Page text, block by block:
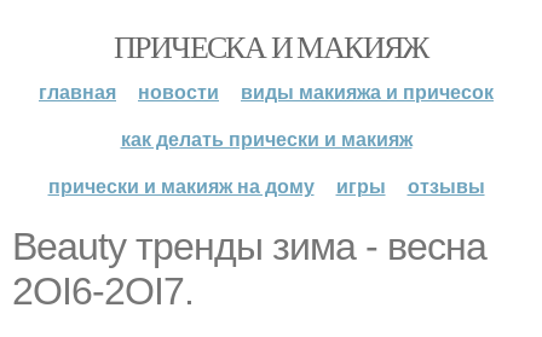
ПРИЧЕСКА И МАКИЯЖ
главная новости
виды макияжа и причесок
как делать прически и макияж
прически и макияж на дому
игры отзывы
Beauty тренды зима - весна
2OI6-2OI7.